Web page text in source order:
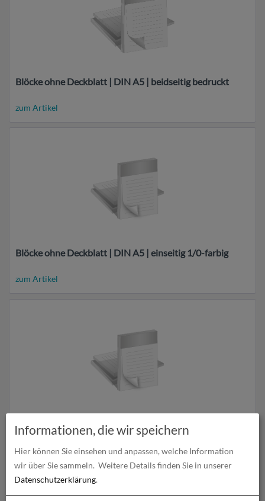
Blöcke ohne Deckblatt | DIN A5 | beidseitig bedruckt
zum Artikel
Blöcke ohne Deckblatt | DIN A5 | einseitig 1/0-farbig
zum Artikel
Blöcke ohne Deckblatt | DIN A5 | einseitig 4/0-farbig
zum Artikel
Informationen, die wir speichern
Hier können Sie einsehen und anpassen, welche Information
wir über Sie sammeln. Weitere Details finden Sie in unserer
Datenschutzerklärung.